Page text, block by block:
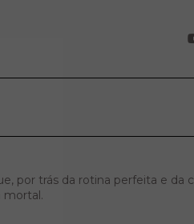
por trás da rotina perfeita e da
mortal.